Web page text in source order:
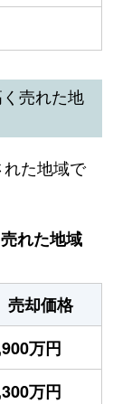
売れた地
た地域で
れた地域
売却価格
万円
万円